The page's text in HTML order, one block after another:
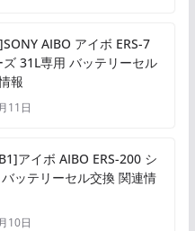
AIBO アイボ ERS-7
31L専用 バッテリーセル
報
11日
アイボ AIBO ERS-200 シ
ッテリーセル交換 関連情
10日